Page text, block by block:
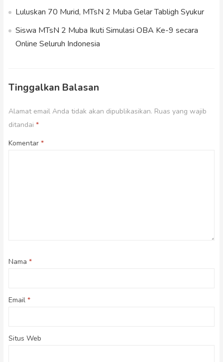
Luluskan 70 Murid, MTsN 2 Muba Gelar Tabligh Syukur
Siswa MTsN 2 Muba Ikuti Simulasi OBA Ke-9 secara
Online Seluruh Indonesia
Tinggalkan Balasan
Alamat email Anda tidak akan dipublikasikan. Ruas yang wajib
ditandai *
Komentar *
Nama *
Email *
Situs Web